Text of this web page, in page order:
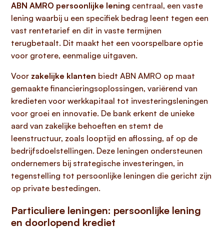
ABN AMRO persoonlijke lening centraal, een vaste
lening waarbij u een specifiek bedrag leent tegen een
vast rentetarief en dit in vaste termijnen
terugbetaalt. Dit maakt het een voorspelbare optie
voor grotere, eenmalige uitgaven.
Voor zakelijke klanten biedt ABN AMRO op maat
gemaakte financieringsoplossingen, variërend van
kredieten voor werkkapitaal tot investeringsleningen
voor groei en innovatie. De bank erkent de unieke
aard van zakelijke behoeften en stemt de
leenstructuur, zoals looptijd en aflossing, af op de
bedrijfsdoelstellingen. Deze leningen ondersteunen
ondernemers bij strategische investeringen, in
tegenstelling tot persoonlijke leningen die gericht zijn
op private bestedingen.
Particuliere leningen: persoonlijke lening
en doorlopend krediet